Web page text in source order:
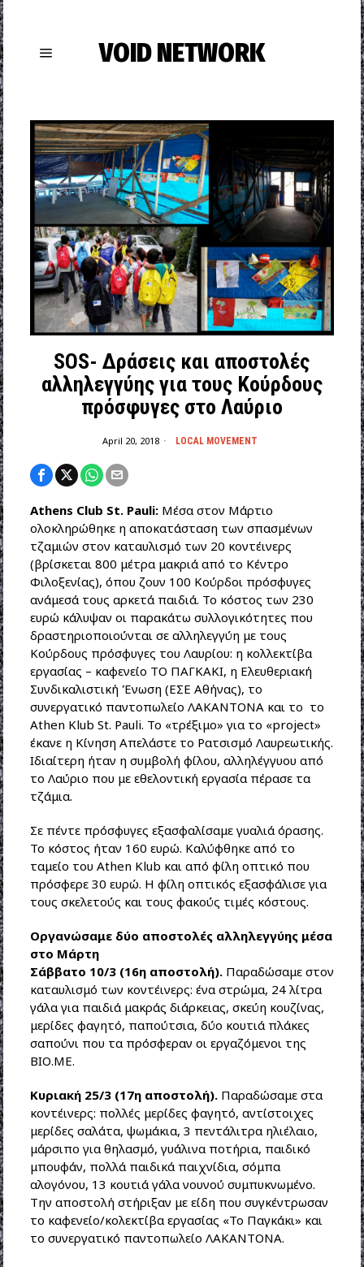
VOID NETWORK
SOS- Δράσεις και αποστολές
αλληλεγγύης για τους Κούρδους
πρόσφυγες στο Λαύριο
April 20, 2018 LOCAL MOVEMENT
Athens Club St. Pauli: Μέσα στον Μάρτιο
ολοκληρώθηκε η αποκατάσταση των σπασμένων
τζαμιών στον καταυλισμό των 20 κοντέινερς
(βρίσκεται 800 μέτρα μακριά από το Κέντρο
Φιλοξενίας), όπου ζουν 100 Κούρδοι πρόσφυγες
ανάμεσά τους αρκετά παιδιά. Το κόστος των 230
ευρώ κάλυψαν οι παρακάτω συλλογικότητες που
δραστηριοποιούνται σε αλληλεγγύη με τους
Κούρδους πρόσφυγες του Λαυρίου: η κολλεκτίβα
εργασίας – καφενείο ΤΟ ΠΑΓΚΑΚΙ, η Ελευθεριακή
Συνδικαλιστική Ένωση (ΕΣΕ Αθήνας), το
συνεργατικό παντοπωλείο ΛΑΚΑΝΤΟΝΑ και το το
Athen Klub St. Pauli. Το «τρέξιμο» για το «project»
έκανε η Κίνηση Απελάστε το Ρατσισμό Λαυρεωτικής.
Ιδιαίτερη ήταν η συμβολή φίλου, αλληλέγγυου από
το Λαύριο που με εθελοντική εργασία πέρασε τα
τζάμια.
Σε πέντε πρόσφυγες εξασφαλίσαμε γυαλιά όρασης.
Το κόστος ήταν 160 ευρώ. Καλύφθηκε από το
ταμείο του Athen Klub και από φίλη οπτικό που
πρόσφερε 30 ευρώ. Η φίλη οπτικός εξασφάλισε για
τους σκελετούς και τους φακούς τιμές κόστους.
Οργανώσαμε δύο αποστολές αλληλεγγύης μέσα
στο Μάρτη
Σάββατο 10/3 (16η αποστολή).Παραδώσαμε στον
καταυλισμό των κοντέινερς: ένα στρώμα, 24 λίτρα
γάλα για παιδιά μακράς διάρκειας, σκεύη κουζίνας,
μερίδες φαγητό, παπούτσια, δύο κουτιά πλάκες
σαπούνι που τα πρόσφεραν οι εργαζόμενοι της
ΒΙΟ.ΜΕ.
Κυριακή 25/3 (17η αποστολή).Παραδώσαμε στα
κοντέινερς: πολλές μερίδες φαγητό, αντίστοιχες
μερίδες σαλάτα, ψωμάκια, 3 πεντάλιτρα ηλιέλαιο,
μάρσιπο για θηλασμό, γυάλινα ποτήρια, παιδικό
μπουφάν, πολλά παιδικά παιχνίδια, σόμπα
αλογόνου, 13 κουτιά γάλα νουνού συμπυκνωμένο.
Την αποστολή στήριξαν με είδη που συγκέντρωσαν
το καφενείο/κολεκτίβα εργασίας «Το Παγκάκι» και
το συνεργατικό παντοπωλείο ΛΑΚΑΝΤΟΝΑ.